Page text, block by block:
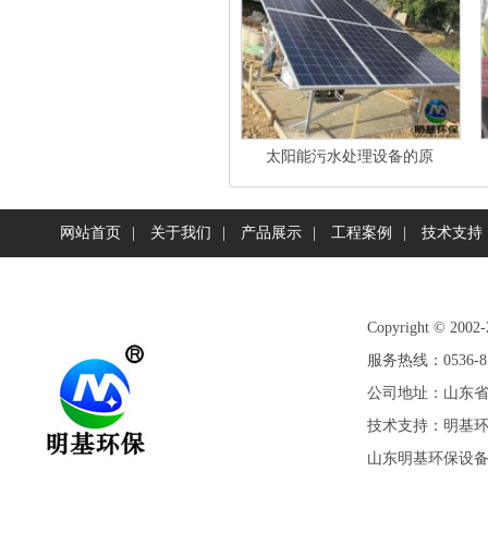
太阳能污水处理设备的原
网站首页 关于我们 产品展示 工程案例 技术支持
Copyright ©
服务热线：0536-
公司地址：山东
技术支持： 明基
山东明基环保设